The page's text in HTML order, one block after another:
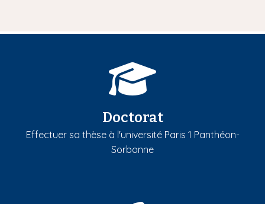
Doctorat
Effectuer sa thèse à l'université Paris 1 Panthéon-
Sorbonne